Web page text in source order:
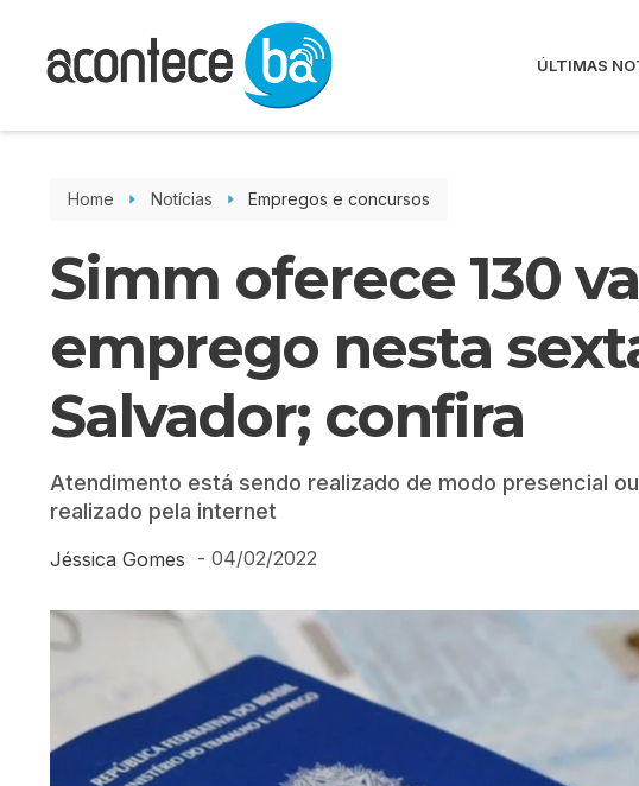
ÚLTIMAS
Home Notícias Empregos e concursos
Simm oferece 130
emprego nesta
Salvador; confira
Atendimento está sendo realizado de modo presencial
realizado pela internet
Jéssica Gomes - 04/02/2022